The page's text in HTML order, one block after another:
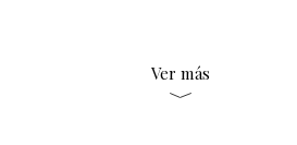
Ver más